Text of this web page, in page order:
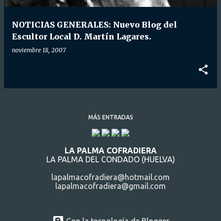
NOTICIAS GENERALES: Nuevo Blog del
Escultor Local D. Martín Lagares.
noviembre 18, 2007
MÁS ENTRADAS
LA PALMA COFRADIERA
LA PALMA DEL CONDADO (HUELVA)
lapalmacofradiera@hotmail.com
lapalmacofradiera@gmail.com